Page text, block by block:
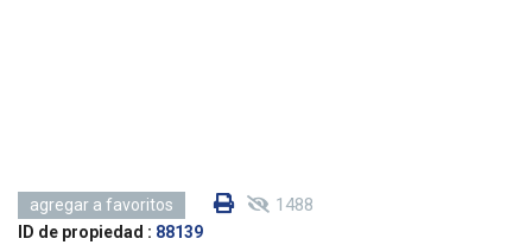
agregar a favoritos 1488
ID de propiedad : 88139